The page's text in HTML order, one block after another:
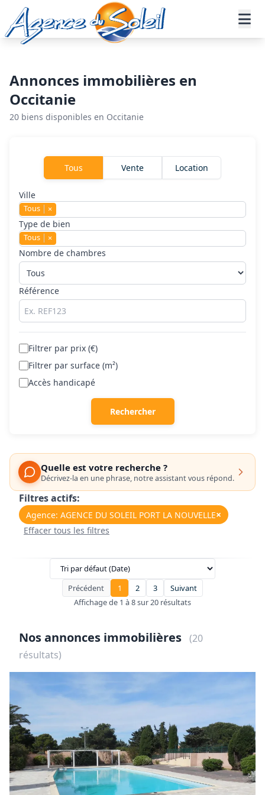
Aller au contenu principal
Accueil
Annonces immobilières
Agence immobiliere port la nouvelle
Annonces immobilières en
Occitanie
20 biens disponibles en Occitanie
Tous Vente Location
Ville
Tous ×
Type de bien
Tous ×
Nombre de chambres
Référence
Filtrer par prix (€)
Filtrer par surface (m²)
Accès handicapé
Rechercher
Quelle est votre recherche ?
Décrivez-la en une phrase, notre assistant vous répond.
Filtres actifs:
Agence: AGENCE DU SOLEIL PORT LA NOUVELLE×
Effacer tous les filtres
Précédent 1 2 3
Suivant
Affichage de 1 à 8 sur 20 résultats
Nos annonces immobilières (20
résultats)